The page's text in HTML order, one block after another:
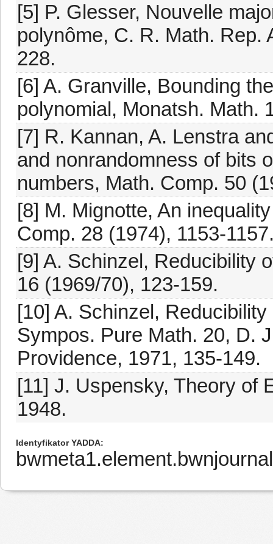
[5] P. Glesser, Nouvelle
polynôme, C. R. Math. Rep.
228.
[6] A. Granville, Bounding
polynomial, Monatsh. Math.
[7] R. Kannan, A. Lenstra
and nonrandomness of bits
numbers, Math. Comp. 50
[8] M. Mignotte, An
Comp. 28 (1974), 1153-
[9] A. Schinzel, Reducibility
16 (1969/70), 123-159.
[10] A. Schinzel,
Sympos. Pure Math. 20, D.
Providence, 1971, 135-149.
[11] J. Uspensky, Theory of
1948.
Identyfikator YADDA